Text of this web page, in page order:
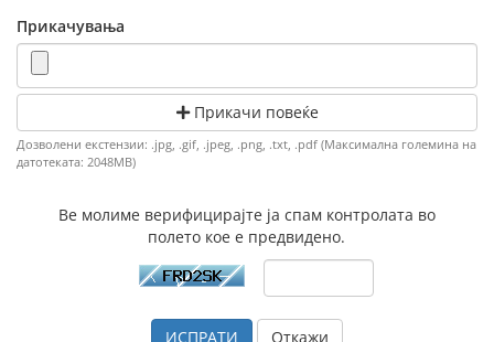
Прикачувања
Прикачи повеќе
Дозволени екстензии: .jpg, .gif, .jpeg, .png, .txt, .pdf (Максимална големина на
датотеката: 2048MB)
Ве молиме верифицирајте ја спам контролата во
полето кое е предвидено.
Откажи